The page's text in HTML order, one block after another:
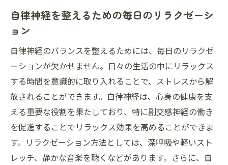
自律神経を整えるための毎日のリラクゼーシ
ョン
自律神経のバランスを整えるためには、毎日のリラクゼ
ーションが欠かせません。日々の生活の中にリラックス
する時間を意識的に取り入れることで、ストレスから解
放されることができます。自律神経は、心身の健康を支
える重要な役割を果たしており、特に副交感神経の働き
を促進することでリラックス効果を高めることができま
す。リラクゼーション方法としては、深呼吸や軽いスト
レッチ、静かな音楽を聴くなどがあります。さらに、自